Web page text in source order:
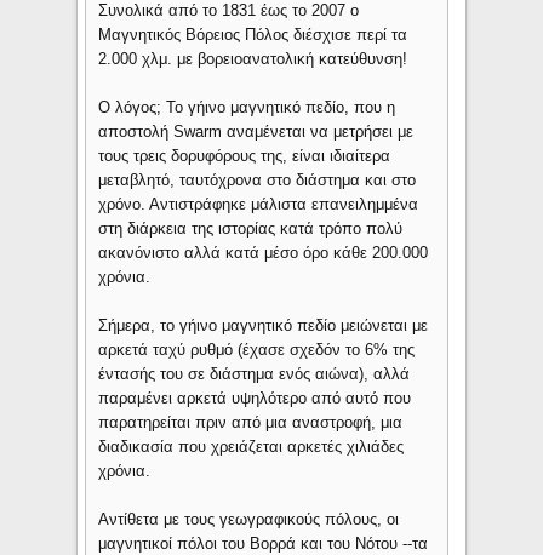
Συνολικά από το 1831 έως το 2007 ο
Μαγνητικός Βόρειος Πόλος διέσχισε περί τα
2.000 χλμ. με βορειοανατολική κατεύθυνση!
Ο λόγος; Το γήινο μαγνητικό πεδίο, που η
αποστολή Swarm αναμένεται να μετρήσει με
τους τρεις δορυφόρους της, είναι ιδιαίτερα
μεταβλητό, ταυτόχρονα στο διάστημα και στο
χρόνο. Αντιστράφηκε μάλιστα επανειλημμένα
στη διάρκεια της ιστορίας κατά τρόπο πολύ
ακανόνιστο αλλά κατά μέσο όρο κάθε 200.000
χρόνια.
Σήμερα, το γήινο μαγνητικό πεδίο μειώνεται με
αρκετά ταχύ ρυθμό (έχασε σχεδόν το 6% της
έντασής του σε διάστημα ενός αιώνα), αλλά
παραμένει αρκετά υψηλότερο από αυτό που
παρατηρείται πριν από μια αναστροφή, μια
διαδικασία που χρειάζεται αρκετές χιλιάδες
χρόνια.
Αντίθετα με τους γεωγραφικούς πόλους, οι
μαγνητικοί πόλοι του Βορρά και του Νότου --τα